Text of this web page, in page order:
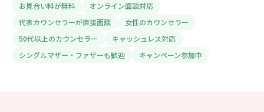
お見合い料が無料
オンライン面談対応
代表カウンセラーが直接面談
女性のカウンセラー
50代以上のカウンセラー
キャッシュレス対応
シングルマザー・ファザーも歓迎
キャンペーン参加中